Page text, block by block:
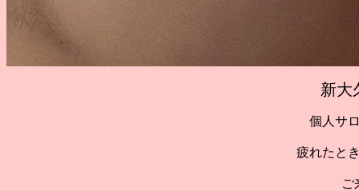
新
個人サ
疲れたと
ご